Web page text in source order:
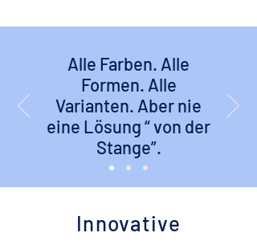
Alle Farben. Alle
Formen. Alle
Varianten. Aber nie
eine Lösung “ von der
Stange”.
Innovative